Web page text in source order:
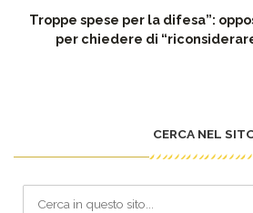
Troppe spese per la difesa”:
per chiedere di
CERCA NEL